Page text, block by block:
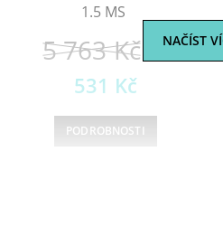
1.5 MS
5 763Kč
5
531 Kč
PODROBNOSTI
NAČÍST